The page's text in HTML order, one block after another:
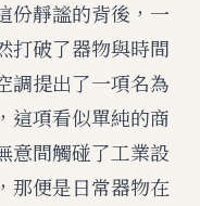
份靜謐的背後，一
打破了器物與時間
調提出了一項名為
這項看似單純的商
意間觸碰了工業設
那便是日常器物在